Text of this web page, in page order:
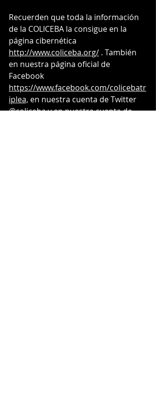
Recuerden que toda la información
de la COLICEBA la consigue en la
página cibernética
http://www.coliceba.org/ . También
en nuestra página oficial de
Facebook
https://www.facebook.com/colicebatr
iplea, en nuestra cuenta de Twitter
@coliceba y en nuestra cuenta de